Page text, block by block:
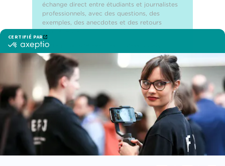
échange direct entre étudiants et journalistes
professionnels, avec des questions, des
exemples, des anecdotes et des retours
d’expérience.
Cette proximité avec les professionnels
permet aux étudiants de mieux comprendre
les exigences du métier, mais aussi de se
projeter dans leur futur rôle de journaliste.
Qu’il s’agisse de presse écrite, de télévision, de
documentaire, de radio, de web ou de formats
plurimédia, l’enquête reste une compétence
centrale. Elle permet de produire une
information fiable, utile et approfondie.